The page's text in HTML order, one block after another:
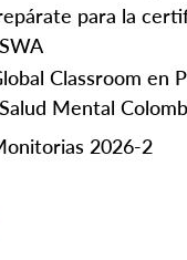
para la
Classroom en
Mental
2026-2